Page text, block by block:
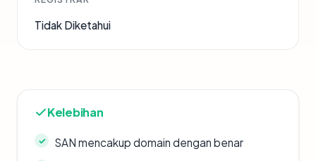
Tidak Diketahui
Kelebihan
SAN mencakup domain dengan benar